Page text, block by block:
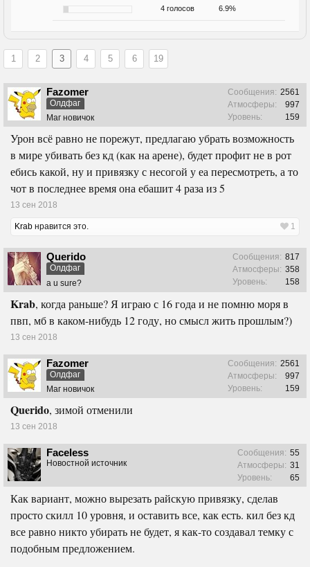
4 голосов 6.9%
1 2 3 4 5 6 19
Fazomer
Олдфаг
Маг новичок
Сообщения: 2561
Атмосферы:
997
Уровень:
159
Урон всё равно не порежут, предлагаю убрать возможность
в мире убивать без кд (как на арене), будет профит не в рот
ебись какой, ну и привязку с несогой у еа пересмотреть, а то
чот в последнее время она ебашит 4 раза из 5
13 сен 2018
Krab нравится это. 1
Querido
Олдфаг
a u sure?
Сообщения: 817
Атмосферы: 358
Уровень:
158
Krab, когда раньше? Я играю с 16 года и не помню моря в
пвп, мб в каком-нибудь 12 году, но смысл жить прошлым?)
13 сен 2018
Fazomer
Олдфаг
Маг новичок
Сообщения: 2561
Атмосферы:
997
Уровень:
159
Querido, зимой отменили
13 сен 2018
Faceless
Новостной источник
Сообщения: 55
Атмосферы: 31
Уровень:
65
Как вариант, можно вырезать райскую привязку, сделав
просто скилл 10 уровня, и оставить все, как есть. кил без кд
все равно никто убирать не будет, я как-то создавал темку с
подобным предложением.